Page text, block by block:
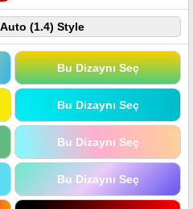
(1.4) Style
Bu Dizaynı Seç
Bu Dizaynı Seç
Bu Dizaynı Seç
Bu Dizaynı Seç